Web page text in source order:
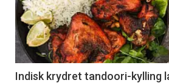
nå
-
2
Indisk krydret tandoori-kylling